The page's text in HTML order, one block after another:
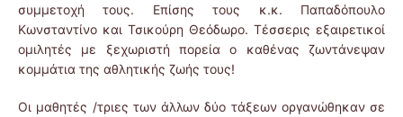
συμμετοχή τους. Επίσης τους κ.κ. Παπαδόπουλο
Κωνσταντίνο και Τσικούρη Θεόδωρο. Τέσσερις εξαιρετικοί
ομιλητές με ξεχωριστή πορεία ο καθένας ζωντάνεψαν
κομμάτια της αθλητικής ζωής τους!
Οι μαθητές /τριες των άλλων δύο τάξεων οργανώθηκαν σε